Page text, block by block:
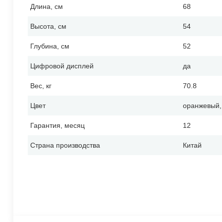
Длина, см 68
Высота, см 54
Глубина, см 52
Цифровой дисплей да
Вес, кг 70.8
Цвет
Гарантия, месяц 12
Страна производства Китай